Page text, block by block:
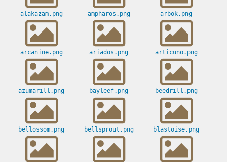
alakazam.png ampharos.png arbok.png
arcanine.png ariados.png articuno.png
azumarill.png bayleef.png beedrill.png
bellossom.png bellsprout.png blastoise.png